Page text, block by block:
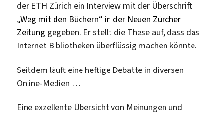
der ETH Zürich ein Interview mit der Überschrift
„Weg mit den Büchern“ in der Neuen Zürcher
Zeitung gegeben. Er stellt die These auf, dass das
Internet Bibliotheken überflüssig machen könnte.
Seitdem läuft eine heftige Debatte in diversen
Online-Medien …
Eine exzellente Übersicht von Meinungen und